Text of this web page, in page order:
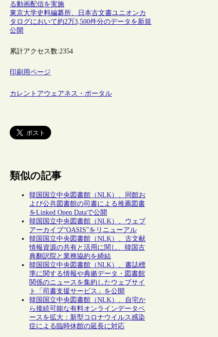
る動画配信を実施
東京大学史料編纂所、日本古文書ユニオンカ
タログにおいて約2万3,500件分のデータを新規
公開
累計アクセス数:2354
印刷用ページ
カレントアウェアネス・ポータル
類似の記事
韓国国立中央図書館（NLK）、同館お
よび公共図書館の司書による推薦図書
をLinked Open Dataで公開
韓国国立中央図書館（NLK）、ウェブ
アーカイブ“OASIS”をリニューアル
韓国国立中央図書館（NLK）、古文献
情報資源の共有と活用に関し、韓国古
典翻訳院と業務協約を締結
韓国国立中央図書館（NLK）、書誌標
準に関する情報や典拠データ・図書館
関係のニュースを集約したウェブサイ
ト「司書支援サービス」を公開
韓国国立中央図書館（NLK）、自宅か
ら接続可能な有料オンラインデータベ
ースを拡大：新型コロナウイルス感染
症による臨時休館の延長に対応